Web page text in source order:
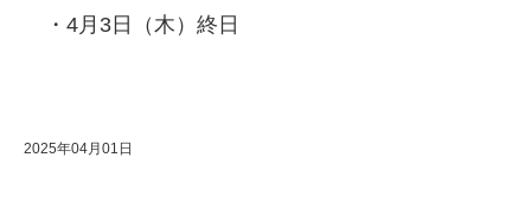
・4月3日（木）終日
2025年04月01日